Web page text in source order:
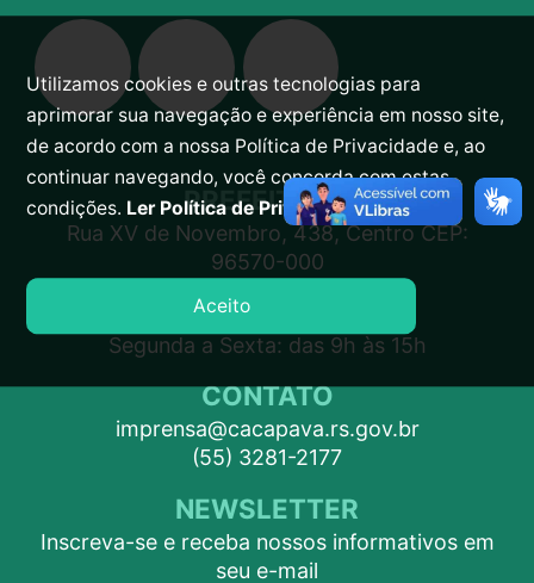
PREFEITURA
Rua XV de Novembro, 438, Centro CEP:
96570-000
ATENDIMENTO
Segunda a Sexta: das 9h às 15h
CONTATO
imprensa@cacapava.rs.gov.br
(55) 3281-2177
NEWSLETTER
Inscreva-se e receba nossos informativos em
seu e-mail
Utilizamos cookies e outras tecnologias para
aprimorar sua navegação e experiência em nosso site,
de acordo com a nossa Política de Privacidade e, ao
continuar navegando, você concorda com estas
condições. Ler Política de Privacidade.
Aceito